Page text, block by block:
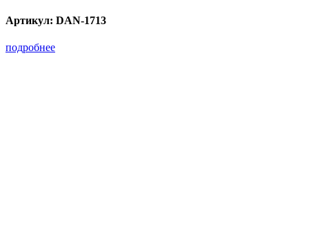
Артикул: DAN-1713
подробнее